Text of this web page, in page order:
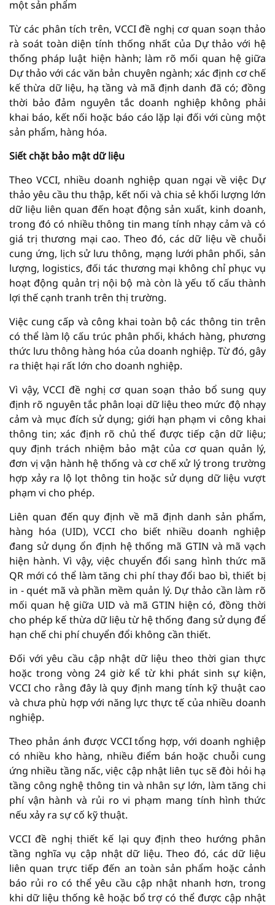
một sản phẩm
Từ các phân tích trên, VCCI đề nghị cơ quan soạn thảo
rà soát toàn diện tính thống nhất của Dự thảo với hệ
thống pháp luật hiện hành; làm rõ mối quan hệ giữa
Dự thảo với các văn bản chuyên ngành; xác định cơ chế
kế thừa dữ liệu, hạ tầng và mã định danh đã có; đồng
thời bảo đảm nguyên tắc doanh nghiệp không phải
khai báo, kết nối hoặc báo cáo lặp lại đối với cùng một
sản phẩm, hàng hóa.
Siết chặt bảo mật dữ liệu
Theo VCCI, nhiều doanh nghiệp quan ngại về việc Dự
thảo yêu cầu thu thập, kết nối và chia sẻ khối lượng lớn
dữ liệu liên quan đến hoạt động sản xuất, kinh doanh,
trong đó có nhiều thông tin mang tính nhạy cảm và có
giá trị thương mại cao. Theo đó, các dữ liệu về chuỗi
cung ứng, lịch sử lưu thông, mạng lưới phân phối, sản
lượng, logistics, đối tác thương mại không chỉ phục vụ
hoạt động quản trị nội bộ mà còn là yếu tố cấu thành
lợi thế cạnh tranh trên thị trường.
Việc cung cấp và công khai toàn bộ các thông tin trên
có thể làm lộ cấu trúc phân phối, khách hàng, phương
thức lưu thông hàng hóa của doanh nghiệp. Từ đó, gây
ra thiệt hại rất lớn cho doanh nghiệp.
Vì vậy, VCCI đề nghị cơ quan soạn thảo bổ sung quy
định rõ nguyên tắc phân loại dữ liệu theo mức độ nhạy
cảm và mục đích sử dụng; giới hạn phạm vi công khai
thông tin; xác định rõ chủ thể được tiếp cận dữ liệu;
quy định trách nhiệm bảo mật của cơ quan quản lý,
đơn vị vận hành hệ thống và cơ chế xử lý trong trường
hợp xảy ra lộ lọt thông tin hoặc sử dụng dữ liệu vượt
phạm vi cho phép.
Liên quan đến quy định về mã định danh sản phẩm,
hàng hóa (UID), VCCI cho biết nhiều doanh nghiệp
đang sử dụng ổn định hệ thống mã GTIN và mã vạch
hiện hành. Vì vậy, việc chuyển đổi sang hình thức mã
QR mới có thể làm tăng chi phí thay đổi bao bì, thiết bị
in - quét mã và phần mềm quản lý. Dự thảo cần làm rõ
mối quan hệ giữa UID và mã GTIN hiện có, đồng thời
cho phép kế thừa dữ liệu từ hệ thống đang sử dụng để
hạn chế chi phí chuyển đổi không cần thiết.
Đối với yêu cầu cập nhật dữ liệu theo thời gian thực
hoặc trong vòng 24 giờ kể từ khi phát sinh sự kiện,
VCCI cho rằng đây là quy định mang tính kỹ thuật cao
và chưa phù hợp với năng lực thực tế của nhiều doanh
nghiệp.
Theo phản ánh được VCCI tổng hợp, với doanh nghiệp
có nhiều kho hàng, nhiều điểm bán hoặc chuỗi cung
ứng nhiều tầng nấc, việc cập nhật liên tục sẽ đòi hỏi hạ
tầng công nghệ thông tin và nhân sự lớn, làm tăng chi
phí vận hành và rủi ro vi phạm mang tính hình thức
nếu xảy ra sự cố kỹ thuật.
VCCI đề nghị thiết kế lại quy định theo hướng phân
tầng nghĩa vụ cập nhật dữ liệu. Theo đó, các dữ liệu
liên quan trực tiếp đến an toàn sản phẩm hoặc cảnh
báo rủi ro có thể yêu cầu cập nhật nhanh hơn, trong
khi dữ liệu thống kê hoặc bổ trợ có thể được cập nhật